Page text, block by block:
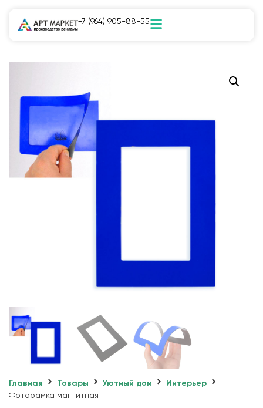
+7 (964) 905-88-55
Главная Товары Уютный дом
Интерьер
Фоторамка магнитная